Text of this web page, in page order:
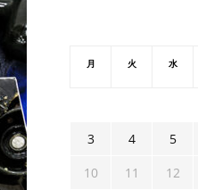
月 火 水
3
4 5
10
11 12